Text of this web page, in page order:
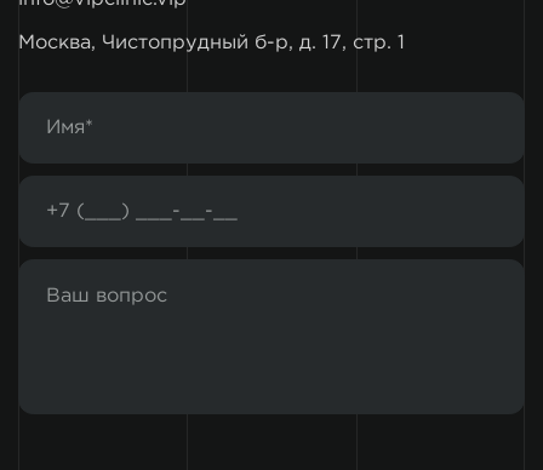
Москва, Чистопрудный б-р, д. 17, стр. 1